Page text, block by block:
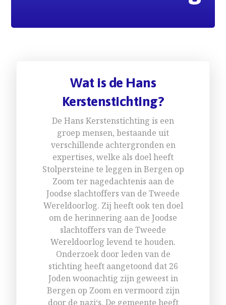
Wat is de Hans
Kerstenstichting?
De Hans Kerstenstichting is een
groep mensen, bestaande uit
verschillende achtergronden en
expertises, welke als doel heeft
Stolpersteine te leggen in Bergen op
Zoom ter nagedachtenis aan de
Joodse slachtoffers van de Tweede
Wereldoorlog. Zij heeft ook ten doel
om de herinnering aan de Joodse
slachtoffers van de Tweede
Wereldoorlog levend te houden.
Onderzoek door leden van de
stichting heeft aangetoond dat 26
Joden woonachtig zijn geweest in
Bergen op Zoom en vermoord zijn
door de nazi‘s. De gemeente heeft